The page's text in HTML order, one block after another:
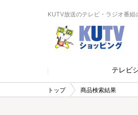
KUTV放送のテレビ・ラジオ番
テレビ
トップ 商品検索結果